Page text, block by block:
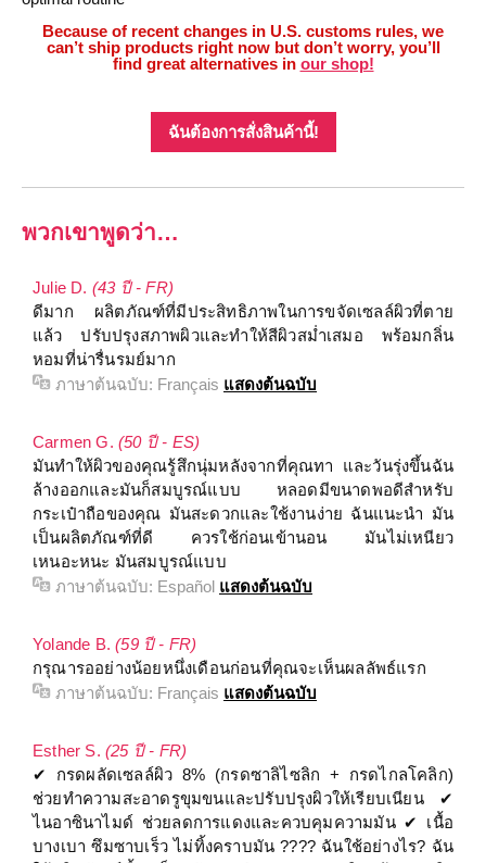
Because of recent changes in U.S. customs rules, we
can’t ship products right now but don’t worry, you’ll
find great alternatives in our shop!
ฉันต้องการสั่งสินค้านี้!
พวกเขาพูดว่า…
Julie D. (43 ปี - FR)
ดีมาก ผลิตภัณฑ์ที่มีประสิทธิภาพในการขจัดเซลล์ผิวที่ตาย
แล้ว ปรับปรุงสภาพผิวและทำให้สีผิวสม่ำเสมอ พร้อมกลิ่น
หอมที่น่ารื่นรมย์มาก
ภาษาต้นฉบับ: Français แสดงต้นฉบับ
Carmen G. (50 ปี - ES)
มันทำให้ผิวของคุณรู้สึกนุ่มหลังจากที่คุณทา และวันรุ่งขึ้นฉัน
ล้างออกและมันก็สมบูรณ์แบบ หลอดมีขนาดพอดีสำหรับ
กระเป๋าถือของคุณ มันสะดวกและใช้งานง่าย ฉันแนะนำ มัน
เป็นผลิตภัณฑ์ที่ดี ควรใช้ก่อนเข้านอน มันไม่เหนียว
เหนอะหนะ มันสมบูรณ์แบบ
ภาษาต้นฉบับ: Español แสดงต้นฉบับ
Yolande B.(59 ปี - FR)
กรุณารออย่างน้อยหนึ่งเดือนก่อนที่คุณจะเห็นผลลัพธ์แรก
ภาษาต้นฉบับ: Français แสดงต้นฉบับ
Esther S. (25 ปี - FR)
✔ กรดผลัดเซลล์ผิว 8% (กรดซาลิไซลิก + กรดไกลโคลิก)
ช่วยทำความสะอาดรูขุมขนและปรับปรุงผิวให้เรียบเนียน ✔
ไนอาซินาไมด์ ช่วยลดการแดงและควบคุมความมัน ✔ เนื้อ
บางเบา ซึมซาบเร็ว ไม่ทิ้งคราบมัน ???? ฉันใช้อย่างไร? ฉัน